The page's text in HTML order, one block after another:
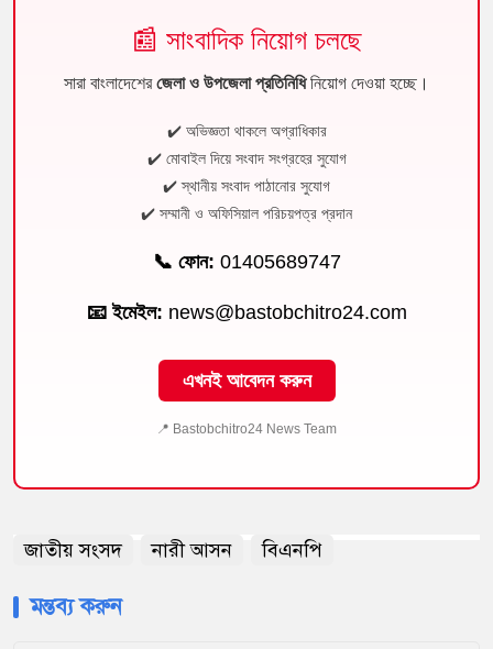
📰 সাংবাদিক নিয়োগ চলছে
সারা বাংলাদেশেরজেলা ও উপজেলা প্রতিনিধিনিয়োগ দেওয়া হচ্ছে।
✔️ অভিজ্ঞতা থাকলে অগ্রাধিকার
✔️ মোবাইল দিয়ে সংবাদ সংগ্রহের সুযোগ
✔️ স্থানীয় সংবাদ পাঠানোর সুযোগ
✔️ সম্মানী ও অফিসিয়াল পরিচয়পত্র প্রদান
📞 ফোন: 01405689747
📧 ইমেইল: news@bastobchitro24.com
এখনই আবেদন করুন
📍 Bastobchitro24 News Team
জাতীয় সংসদ নারী আসন বিএনপি
মন্তব্য করুন